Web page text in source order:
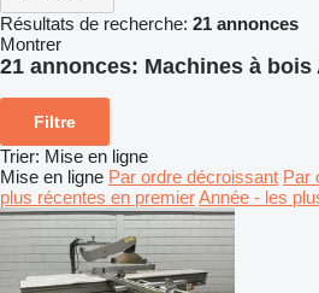
Résultats de recherche: 21 annonces
Montrer
21 annonces: Machines à
Filtre
Trier: Mise en ligne
Mise en ligne Par ordre décroissant Par
plus récentes en premierAnnée - les